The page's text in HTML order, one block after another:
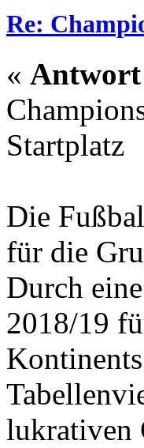
Re:
« Antwort
Startplatz
Die
für die
Durch
2018/19
lukrativen